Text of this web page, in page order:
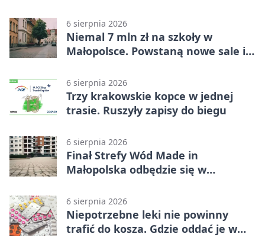
6 sierpnia 2026
Niemal 7 mln zł na szkoły w
Małopolsce. Powstaną nowe sale i
6 sierpnia 2026
Trzy krakowskie kopce w jednej
trasie. Ruszyły zapisy do biegu
6 sierpnia 2026
Finał Strefy Wód Made in
Małopolska odbędzie się w
6 sierpnia 2026
Niepotrzebne leki nie powinny
trafić do kosza. Gdzie oddać je w